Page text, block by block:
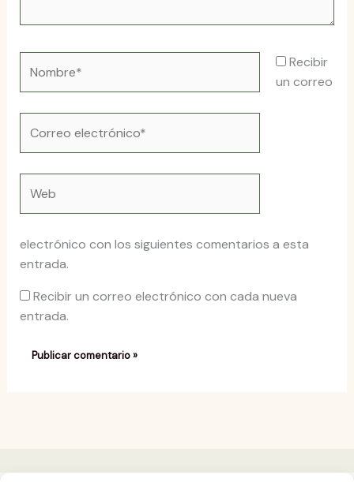
electrónico*
Recibir
un correo
electrónico con los siguientes comentarios a esta
entrada.
Recibir un correo electrónico con cada nueva
entrada.